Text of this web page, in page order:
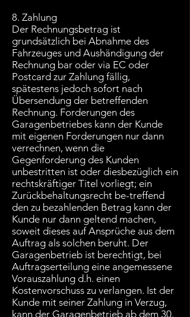
8. Zahlung
Der Rechnungsbetrag ist
grundsätzlich bei Abnahme des
Fahrzeuges und Aushändigung der
Rechnung bar oder via EC oder
Postcard zur Zahlung fällig,
spätestens jedoch sofort nach
Übersendung der betreffenden
Rechnung. Forderungen des
Garagenbetriebes kann der Kunde
mit eigenen Forderungen nur dann
verrechnen, wenn die
Gegenforderung des Kunden
unbestritten ist oder diesbezüglich ein
rechtskräftiger Titel vorliegt; ein
Zurückbehaltungsrecht be-treffend
den zu bezahlenden Betrag kann der
Kunde nur dann geltend machen,
soweit dieses auf Ansprüche aus dem
Auftrag als solchen beruht. Der
Garagenbetrieb ist berechtigt, bei
Auftragserteilung eine angemessene
Vorauszahlung d.h. einen
Kostenvorschuss zu verlangen. Ist der
Kunde mit seiner Zahlung in Verzug,
kann der Garagenbetrieb ab dem 30.